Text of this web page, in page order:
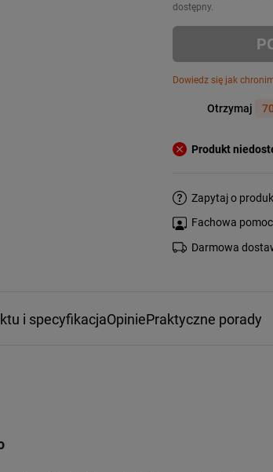
dostępny.
Dowiedz się jak
Otrzymaj
Produkt
Zapytaj o
Fachowa
Darmowa
i specyfikacjaOpiniePraktyczne porady